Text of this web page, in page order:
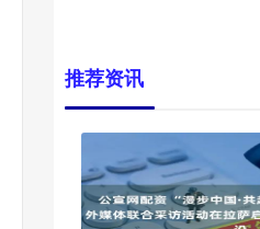
推荐资讯